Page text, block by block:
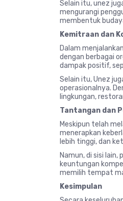
Selain itu, unez
mengurangi
membentuk
Kemitraan dan
Dalam
dengan berbagai
dampak positif,
Selain itu, Unez
operasionalnya.
lingkungan,
Tantangan dan
Meskipun telah
menerapkan
lebih tinggi, dan
Namun, di sisi
keuntungan
memilih tempat
Kesimpulan